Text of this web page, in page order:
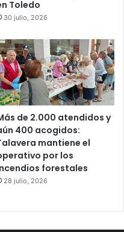
Toledo
30 julio, 2026
de 2.000 atendidos y
400 acogidos:
mantiene el
por los
forestales
28 julio, 2026